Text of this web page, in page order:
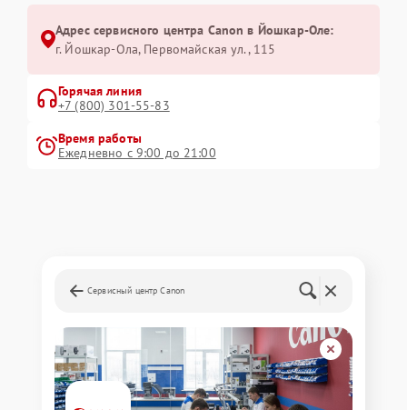
Адрес сервисного центра Canon в Йошкар-Оле:
г. Йошкар-Ола, Первомайская ул., 115
Горячая линия
+7 (800) 301-55-83
Время работы
Ежедневно с 9:00 до 21:00
Сервисный центр Canon